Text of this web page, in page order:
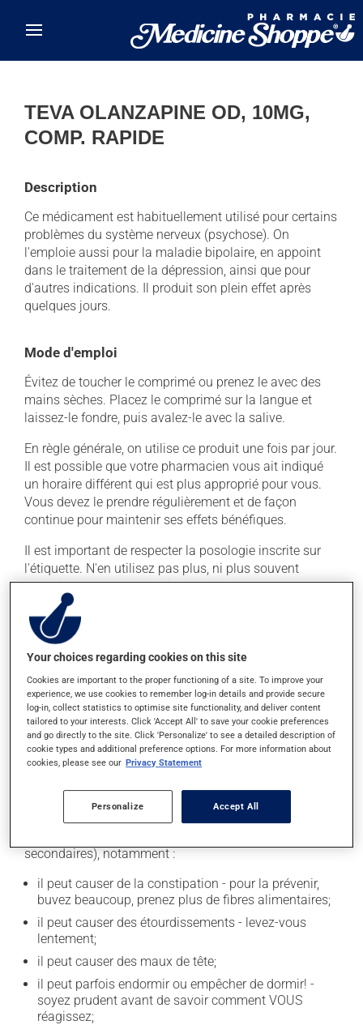
TEVA OLANZAPINE OD, 10MG,
COMP. RAPIDE
Description
Ce médicament est habituellement utilisé pour certains
problèmes du système nerveux (psychose). On
l'emploie aussi pour la maladie bipolaire, en appoint
dans le traitement de la dépression, ainsi que pour
d'autres indications. Il produit son plein effet après
quelques jours.
Mode d'emploi
Évitez de toucher le comprimé ou prenez le avec des
mains sèches. Placez le comprimé sur la langue et
laissez-le fondre, puis avalez-le avec la salive.
En règle générale, on utilise ce produit une fois par jour.
Il est possible que votre pharmacien vous ait indiqué
un horaire différent qui est plus approprié pour vous.
Vous devez le prendre régulièrement et de façon
continue pour maintenir ses effets bénéfiques.
Il est important de respecter la posologie inscrite sur
l'étiquette. N'en utilisez pas plus, ni plus souvent
qu'indiqué. Il est déconseillé de cesser brusquement de
prendre ce produit, surtout s'il a été utilisé durant
plusieurs semaines. Si vous voulez cesser de l'utiliser,
discutez-en avec votre pharmacien.
sans égard aux repas ou aux collations. Ce
médicament peut augmenter les effets de l'alcool.
Limitez la consommation d'alcool à une prise
occasionnelle.
Effets indésirables
En plus de ses effets recherchés, ce produit peut à
secondaires), notamment :
il peut causer de la constipation - pour la prévenir,
buvez beaucoup, prenez plus de fibres alimentaires;
il peut causer des étourdissements - levez-vous
lentement;
il peut causer des maux de tête;
il peut parfois endormir ou empêcher de dormir! -
soyez prudent avant de savoir comment VOUS
réagissez;
Your choices regarding cookies on this site
Cookies are important to the proper functioning of a site. To improve your
experience, we use cookies to remember log-in details and provide secure
log-in, collect statistics to optimise site functionality, and deliver content
tailored to your interests. Click 'Accept All' to save your cookie preferences
and go directly to the site. Click 'Personalize' to see a detailed description of
cookie types and additional preference options. For more information about
cookies, please see our Privacy Statement
Personalize Accept All